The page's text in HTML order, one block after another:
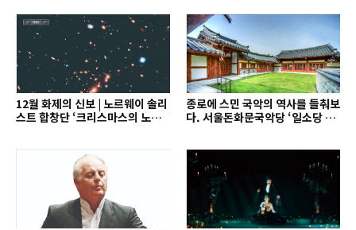
12월 화제의 신보 | 노르웨이 솔리
스트 합창단 ‘크리스마스의 노래’
종로에 스민 국악의 역사를 들춰보
다. 서울돈화문국악당 ‘일소당 음